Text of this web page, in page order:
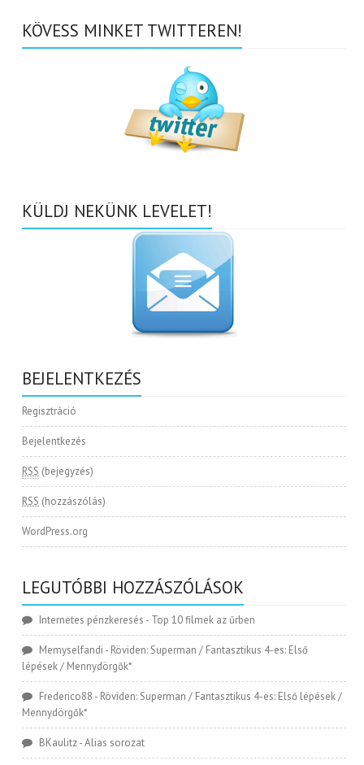
KÖVESS MINKET TWITTEREN!
KÜLDJ NEKÜNK LEVELET!
BEJELENTKEZÉS
Regisztráció
Bejelentkezés
RSS (bejegyzés)
RSS (hozzászólás)
WordPress.org
LEGUTÓBBI HOZZÁSZÓLÁSOK
Internetes pénzkeresés - Top 10 filmek az űrben
Memyselfandi - Röviden: Superman / Fantasztikus 4-es: Első
lépések / Mennydörgők*
Frederico88 - Röviden: Superman / Fantasztikus 4-es: Első lépések /
Mennydörgők*
BKaulitz-Alias sorozat